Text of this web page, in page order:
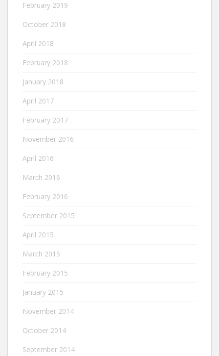
February 2019
October 2018
April 2018
February 2018
January 2018
April 2017
February 2017
November 2016
April 2016
March 2016
February 2016
September 2015
April 2015
March 2015
February 2015
January 2015
November 2014
October 2014
September 2014